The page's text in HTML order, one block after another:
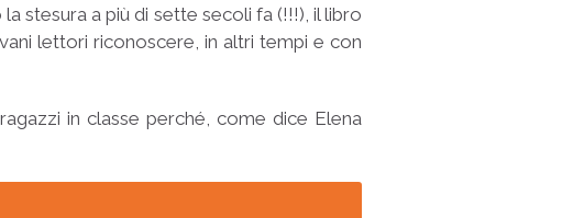
stesura a più di sette secoli fa (!!!), il libro
lettori riconoscere, in altri tempi e con
in classe perché, come dice Elena